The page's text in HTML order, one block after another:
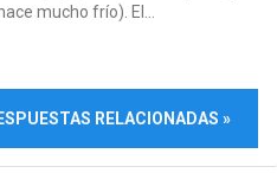
mucho frío). El...
RELACIONADAS »